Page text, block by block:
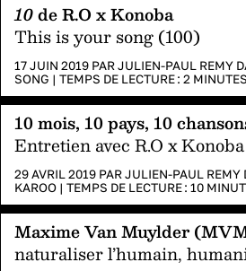
10de R.O x Konoba
This is your song (100)
17 JUIN 2019 PARJULIEN-PAUL REMY
SONG | TEMPS DE LECTURE : 2 MINUTES
10 mois, 10 pays, 10
Entretien avec R.O x Konoba
29 AVRIL 2019 PARJULIEN-PAUL REMY
KAROO | TEMPS DE LECTURE : 10
Maxime Van Muylder
naturaliser l’humain,